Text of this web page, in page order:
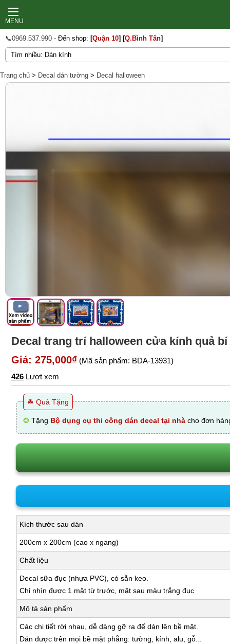
MENU
📞0969.537.990 - Đến shop: [Quận 10] [Q.Bình Tân]
Trang chủ > Decal dán tường > Decal halloween
Decal trang trí halloween cửa kính quả
Giá: 275,000₫ (Mã sản phẩm: BDA-13931)
426 Lượt xem
☘ Quà Tặng
❂ Tặng Bộ dụng cụ thi công dán decal tại nhà cho đơn
Kích thước sau dán
200cm x 200cm (cao x ngang)
Chất liệu
Decal sữa đục (nhựa PVC), có sẵn keo.
Chỉ nhìn được 1 mặt từ trước, mặt sau màu trắng đục
Mô tả sản phẩm
Các chi tiết rời nhau, dễ dàng gỡ ra để dán lên bề mặt.
Dán được trên mọi bề mặt phẳng: tường, kính, alu, gỗ...